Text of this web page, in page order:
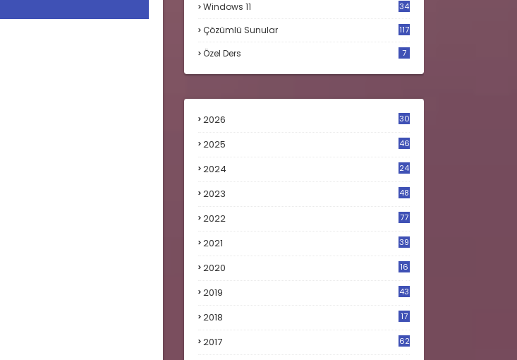
Windows 11 34
Çözümlü Sunular 117
Özel Ders 7
2026 30
2025 46
2024 24
2023
48
2022 77
2021 39
2020
16
2019
43
2018
17
2017
62